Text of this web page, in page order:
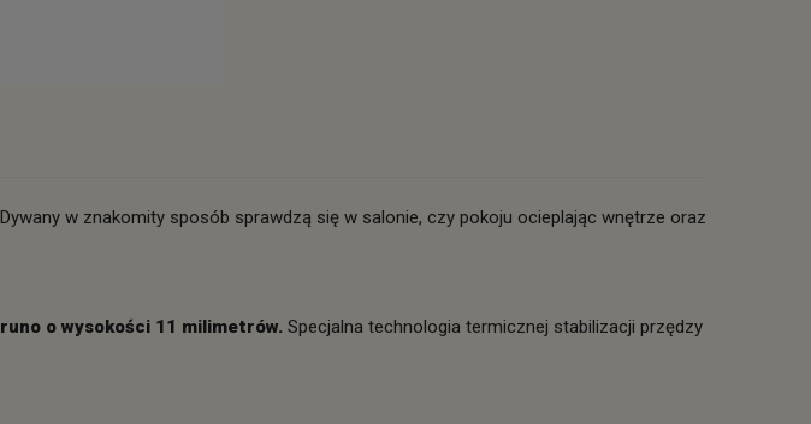
w znakomity sposób sprawdzą się w salonie, czy pokoju ocieplając wnętrze oraz
o wysokości 11 milimetrów. Specjalna technologia termicznej stabilizacji przędzy